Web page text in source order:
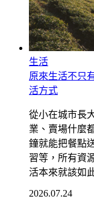
生活
原來生活不只
活方式
從小在城市長
業、賣場什麼
鐘就能把餐點
習等，所有資
活本來就該如
2026.07.24